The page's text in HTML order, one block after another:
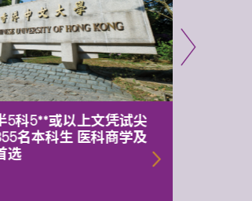
5科5**或以上文凭试尖
名本科生 医科商学及
选